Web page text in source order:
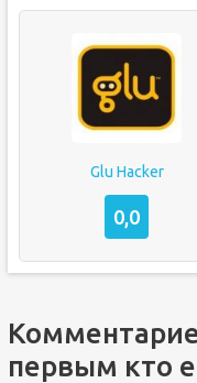
Glu Hacker
0,0
первым кто